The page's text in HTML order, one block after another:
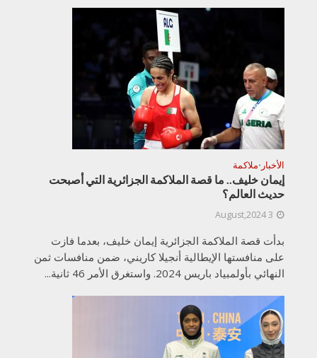
الأخبار •ملاكمة
إيمان خليف.. ما قصة الملاكمة الجزائرية التي أصبحت
حديث العالم؟
3 August,2024
بدأت قصة الملاكمة الجزائرية إيمان خليف، بعدما فازت
على منافستها الإيطالية أنجيلا كاريني، ضمن منافسات ثمن
النهائي بأولمبياد باريس 2024. واستغرق الأمر 46 ثانية...